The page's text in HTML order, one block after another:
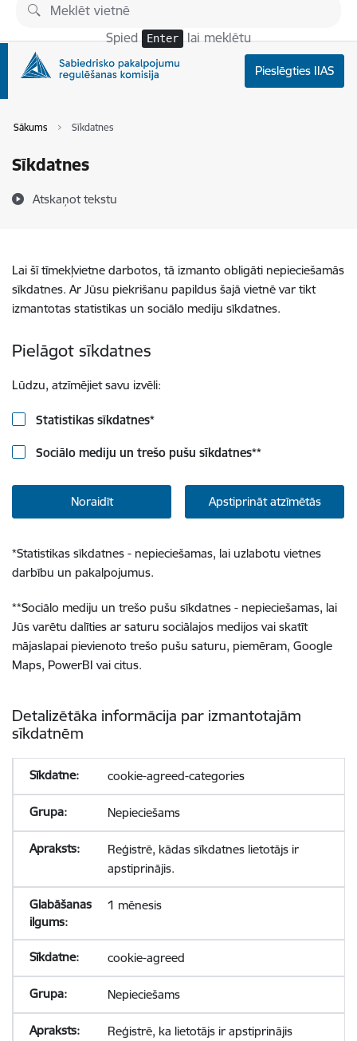
Pāriet uz lapas saturu
Spied Enter lai meklētu
Pieslēgties IIAS
Sākums Sīkdatnes
Sīkdatnes
Atskaņot tekstu
Lai šī tīmekļvietne darbotos, tā izmanto obligāti nepieciešamās
sīkdatnes. Ar Jūsu piekrišanu papildus šajā vietnē var tikt
izmantotas statistikas un sociālo mediju sīkdatnes.
Pielāgot sīkdatnes
Lūdzu, atzīmējiet savu izvēli:
Statistikas sīkdatnes*
Sociālo mediju un trešo pušu sīkdatnes**
Noraidīt Apstiprināt atzīmētās
*Statistikas sīkdatnes - nepieciešamas, lai uzlabotu vietnes
darbību un pakalpojumus.
**Sociālo mediju un trešo pušu sīkdatnes - nepieciešamas, lai
Jūs varētu dalīties ar saturu sociālajos medijos vai skatīt
mājaslapai pievienoto trešo pušu saturu, piemēram, Google
Maps, PowerBI vai citus.
Detalizētāka informācija par izmantotajām
sīkdatnēm
cookie-agreed-categories
Nepieciešams
Reģistrē, kādas sīkdatnes lietotājs ir
apstiprinājis.
1 mēnesis
cookie-agreed
Nepieciešams
Reģistrē, ka lietotājs ir apstiprinājis